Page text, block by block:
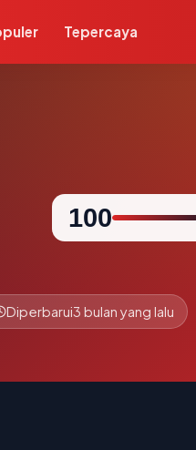
Tepercaya
100
Diperbarui3 bulan yang lalu